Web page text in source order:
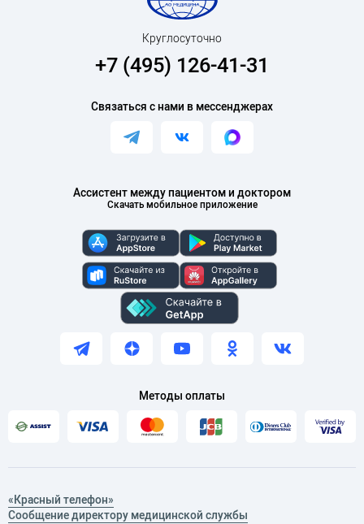
Ассистент между пациентом и доктором
Скачать мобильное приложение
Круглосуточно
+7 (495) 126-41-31
Связаться с нами в мессенджерах
Методы оплаты
«Красный телефон»
Сообщение директору медицинской службы